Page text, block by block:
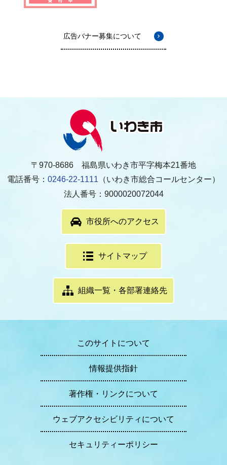
広告バナー募集について
〒970-8686 福島県いわき市平字梅本21番地
電話番号： 0246-22-1111 （いわき市総合コールセンター）
法人番号：9000020072044
市役所へのアクセス
サイトマップ
組織一覧・各部署連絡先
このサイトについて
情報提供指針
著作権・リンクについて
ウェブアクセシビリティについて
セキュリティーポリシー